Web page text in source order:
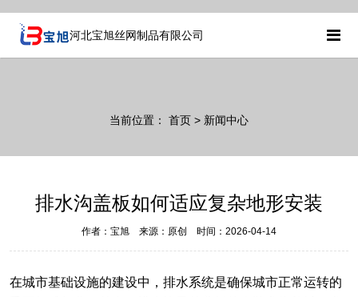
河北宝旭丝网制品有限公司
当前位置： 首页 > 新闻中心
排水沟盖板如何适应复杂地形安装
作者：宝旭 来源：原创 时间：2026-04-14
在城市基础设施的建设中，排水系统是确保城市正常运转的